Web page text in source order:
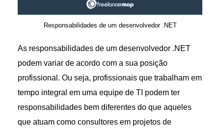
Responsabilidades de um desenvolvedor .NET
As responsabilidades de um desenvolvedor .NET
podem variar de acordo com a sua posição
profissional. Ou seja, profissionais que trabalham em
tempo integral em uma equipe de TI podem ter
responsabilidades bem diferentes do que aqueles
que atuam como consultores em projetos de